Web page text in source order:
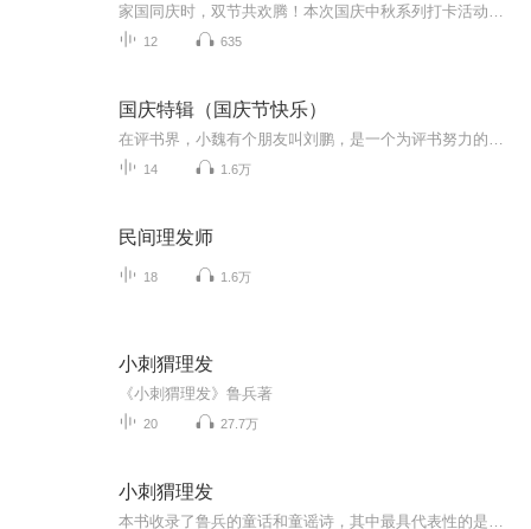
12 635
国庆特辑（国庆节快乐）
14 1.6万
民间理发师
18 1.6万
小刺猬理发
《小刺猬理发》鲁兵著
20 27.7万
小刺猬理发